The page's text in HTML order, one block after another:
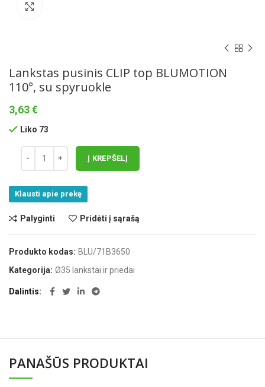
Lankstas pusinis CLIP top BLUMOTION
110°, su spyruokle
3,63€
Liko 73
Į KREPŠELĮ
Klausti apie prekę
Palyginti Pridėti į sąrašą
Produkto kodas: BLU/71B3650
Kategorija: Ø35 lankstai ir priedai
Dalintis
PANAŠŪS PRODUKTAI